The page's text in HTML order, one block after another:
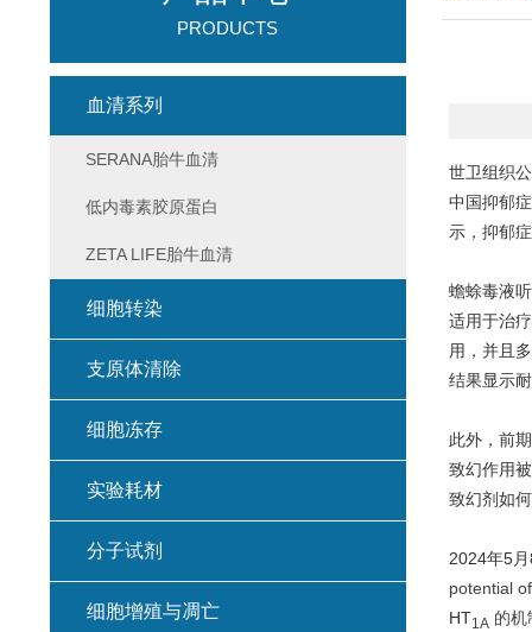
世卫组织
中国抑郁
示，抑郁
蟾蜍毒液
适用于治
用，并且
结果显示
此外，前
致幻作用
致幻剂如
2024年5
potential
HT1A 的机
PRODUCTS
血清系列
SERANA胎牛血清
低内毒素胶原蛋白
ZETA LIFE胎牛血清
细胞转染
支原体清除
细胞冻存
实验耗材
分子试剂
细胞增殖与凋亡